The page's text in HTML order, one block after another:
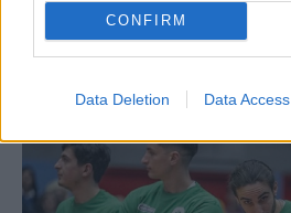
CONFIRM
Data Deletion Data Access